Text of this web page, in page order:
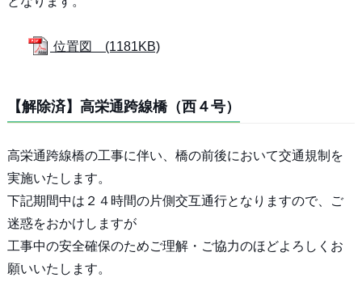
位置図 (1181KB)
【解除済】高栄通跨線橋（西４号）
高栄通跨線橋の工事に伴い、橋の前後において交通規制を
実施いたします。
下記期間中は２４時間の片側交互通行となりますので、ご
迷惑をおかけしますが
工事中の安全確保のためご理解・ご協力のほどよろしくお
願いいたします。